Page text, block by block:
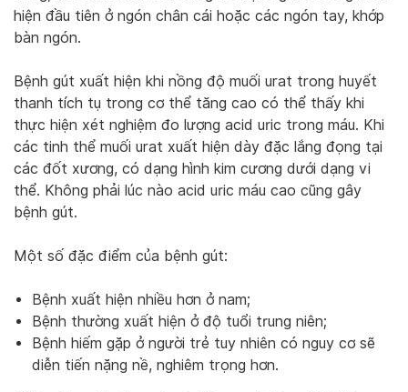
hiện đầu tiên ở ngón chân cái hoặc các ngón tay, khớp
bàn ngón.
Bệnh gút xuất hiện khi nồng độ muối urat trong huyết
thanh tích tụ trong cơ thể tăng cao có thể thấy khi
thực hiện xét nghiệm đo lượng acid uric trong máu. Khi
các tinh thể muối urat xuất hiện dày đặc lắng đọng tại
các đốt xương, có dạng hình kim cương dưới dạng vi
thể. Không phải lúc nào acid uric máu cao cũng gây
bệnh gút.
Một số đặc điểm của bệnh gút:
Bệnh xuất hiện nhiều hơn ở nam;
Bệnh thường xuất hiện ở độ tuổi trung niên;
Bệnh hiếm gặp ở người trẻ tuy nhiên có nguy cơ sẽ
diễn tiến nặng nề, nghiêm trọng hơn.